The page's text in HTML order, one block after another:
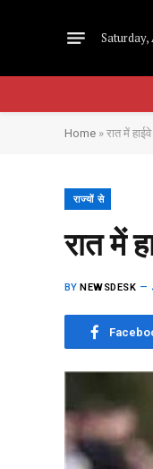
Saturday,
Home » रात में
राज्यों से
रात में
BY NEWSDESK